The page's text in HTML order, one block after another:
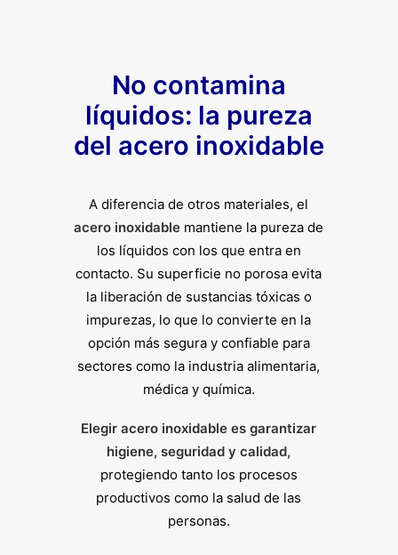
No contamina
líquidos: la pureza
del acero inoxidable
A diferencia de otros materiales, el
acero inoxidable mantiene la pureza de
los líquidos con los que entra en
contacto. Su superficie no porosa evita
la liberación de sustancias tóxicas o
impurezas, lo que lo convierte en la
opción más segura y confiable para
sectores como la industria alimentaria,
médica y química.
Elegir acero inoxidable es garantizar
higiene, seguridad y calidad,
protegiendo tanto los procesos
productivos como la salud de las
personas.